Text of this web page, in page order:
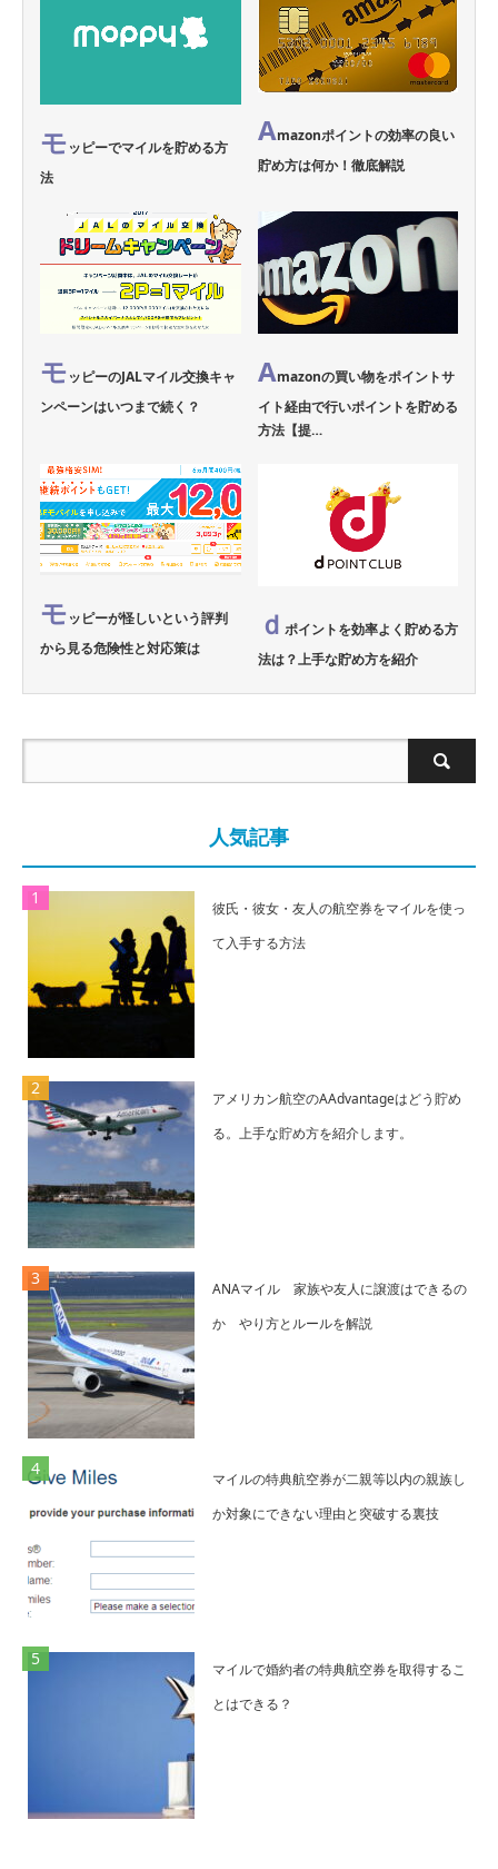
モッピーでマイルを貯める方
法
Amazonポイントの効率の良い
貯め方は何か！徹底解説
モッピーのJALマイル交換キャ
ンペーンはいつまで続く？
Amazonの買い物をポイントサ
イト経由で行いポイントを貯める
方法【提…
モッピーが怪しいという評判
から見る危険性と対応策は
ｄ ポイントを効率よく貯める方
法は？上手な貯め方を紹介
人気記事
彼氏・彼女・友人の航空券をマイルを使っ
て入手する方法
アメリカン航空のAAdvantageはどう貯め
る。上手な貯め方を紹介します。
ANAマイル 家族や友人に譲渡はできるの
か やり方とルールを解説
マイルの特典航空券が二親等以内の親族し
か対象にできない理由と突破する裏技
マイルで婚約者の特典航空券を取得するこ
とはできる？